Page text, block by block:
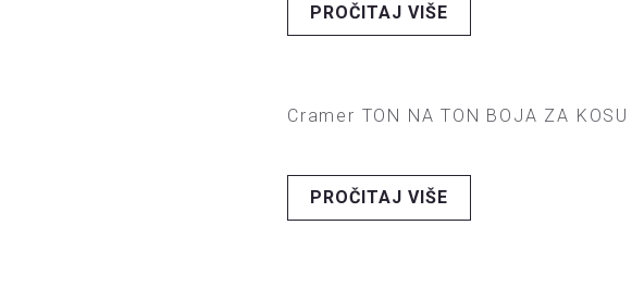
PROČITAJ VIŠE
Cramer TON NA TON BOJA ZA
PROČITAJ VIŠE